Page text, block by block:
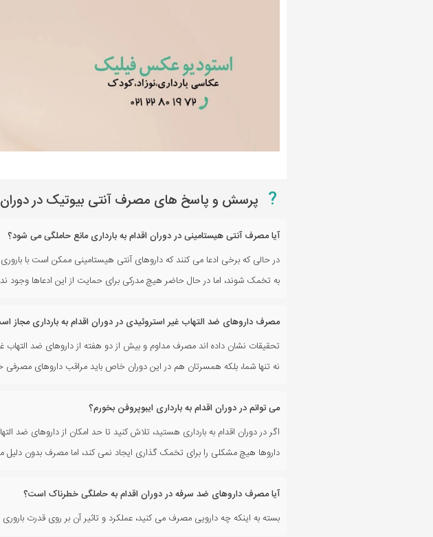
? پرسش و پاسخ های مصرف آنتی بیوتیک در دوران
آیا مصرف آنتی هیستامینی در دوران اقدام به بارداری مانع حاملگی می شود؟
در حالی که برخی ادعا می کنند که داروهای آنتی هیستامینی ممکن است با
به تخمک شوند، اما در حال حاضر هیچ مدرکی برای حمایت از این ادعاها وجود
مصرف داروهای ضد التهاب غیر استروئیدی در دوران اقدام به بارداری مجاز
تحقیقات نشان داده اند مصرف مداوم و بیش از دو هفته از داروهای ضد التهاب غیر
نه تنها شما، بلکه همسرتان هم در این دوران خاص باید مراقب داروهای مصرفی
می توانم در دوران اقدام به بارداری ایبوپروفن بخورم؟
اگر در دوران اقدام به بارداری هستید، تلاش کنید تا حد امکان از داروهای ضد
داروها هیچ مشکلی را برای تخمک گذاری ایجاد نمی کند، اما مصرف بدون دلیل
آیا مصرف داروهای ضد سرفه در دوران اقدام به حاملگی خطرناک است؟
بسته به اینکه چه دارویی مصرف می کنید، عملکرد و تاثیر آن بر روی قدرت باروری